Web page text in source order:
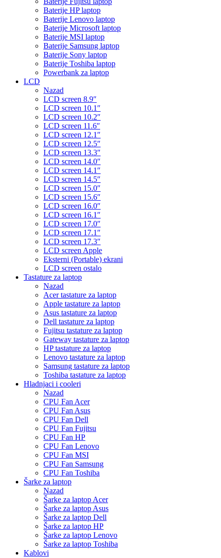
Baterije HP laptop
Baterije Lenovo laptop
Baterije Microsoft laptop
Baterije MSI laptop
Baterije Samsung laptop
Baterije Sony laptop
Baterije Toshiba laptop
Powerbank za laptop
LCD
Nazad
LCD screen 8.9″
LCD screen 10.1″
LCD screen 10.2″
LCD screen 11.6″
LCD screen 12.1″
LCD screen 12.5″
LCD screen 13.3″
LCD screen 14.0″
LCD screen 14.1″
LCD screen 14.5″
LCD screen 15.0″
LCD screen 15.6″
LCD screen 16.0″
LCD screen 16.1″
LCD screen 17.0″
LCD screen 17.1″
LCD screen 17.3″
LCD screen Apple
Eksterni (Portable) ekrani
LCD screen ostalo
Tastature za laptop
Nazad
Acer tastature za laptop
Apple tastature za laptop
Asus tastature za laptop
Dell tastature za laptop
Fujitsu tastature za laptop
Gateway tastature za laptop
HP tastature za laptop
Lenovo tastature za laptop
Samsung tastature za laptop
Toshiba tastature za laptop
Hladnjaci i cooleri
Nazad
CPU Fan Acer
CPU Fan Asus
CPU Fan Dell
CPU Fan Fujitsu
CPU Fan HP
CPU Fan Lenovo
CPU Fan MSI
CPU Fan Samsung
CPU Fan Toshiba
Šarke za laptop
Nazad
Šarke za laptop Acer
Šarke za laptop Asus
Šarke za laptop Dell
Šarke za laptop HP
Šarke za laptop Lenovo
Šarke za laptop Toshiba
Kablovi